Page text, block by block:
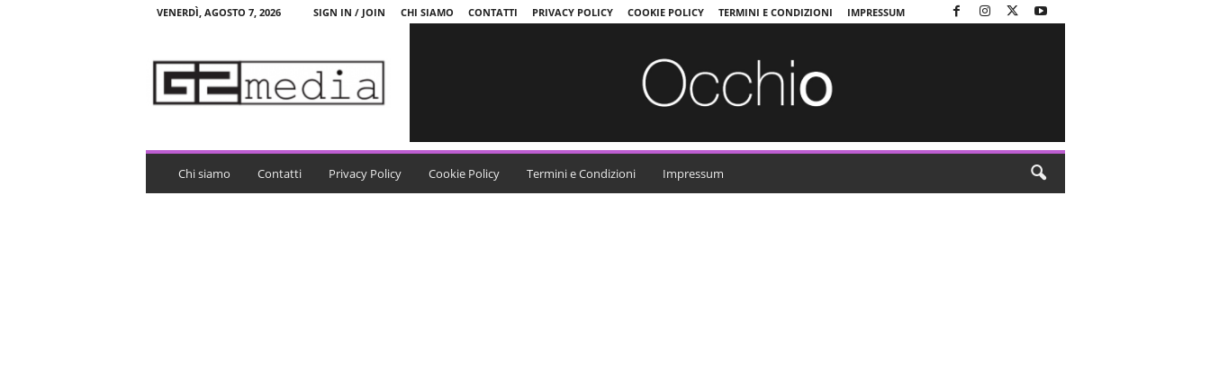
VENERDÌ, AGOSTO 7, 2026 SIGN IN / JOIN CHI SIAMO CONTATTI PRIVACY POLICY COOKIE POLICY TERMINI E CONDIZIONI IMPRESSUM
a
Chi siamo Contatti Privacy Policy Cookie Policy Termini e Condizioni Impressum